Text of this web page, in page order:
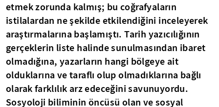
etmek zorunda kalmış; bu coğrafyaların
istilalardan ne şekilde etkilendiğini inceleyerek
araştırmalarına başlamıştı. Tarih yazıcılığının
gerçeklerin liste halinde sunulmasından ibaret
olmadığına, yazarların hangi bölgeye ait
olduklarına ve taraflı olup olmadıklarına bağlı
olarak farklılık arz edeceğini savunuyordu.
Sosyoloji biliminin öncüsü olan ve sosyal